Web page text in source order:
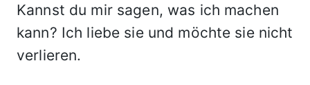
Kannst du mir sagen, was ich machen
kann? Ich liebe sie und möchte sie nicht
verlieren.